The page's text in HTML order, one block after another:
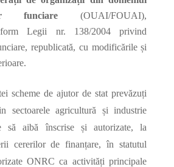
funciare (OUAI/FOUAI),
Legii nr. 138/2004 privind
republicată, cu modificările și
scheme de ajutor de stat prevăzuți
sectoarele agricultură și industrie
să aibă înscrise și autorizate, la
cererilor de finanțare, în statutul
ONRC ca activități principale